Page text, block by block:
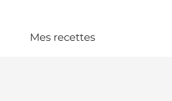
Mes recettes